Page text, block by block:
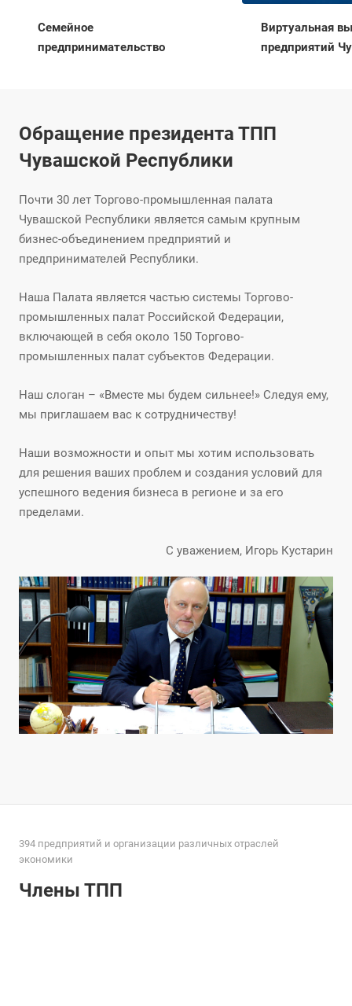
Семейное
предпринимательство
Виртуальная
предприятий
Обращение президента ТПП
Чувашской Республики
Почти 30 лет Торгово-промышленная палата
Чувашской Республики является самым крупным
бизнес-объединением предприятий и
предпринимателей Республики.
Наша Палата является частью системы Торгово-
промышленных палат Российской Федерации,
включающей в себя около 150 Торгово-
промышленных палат субъектов Федерации.
Наш слоган – «Вместе мы будем сильнее!» Следуя ему,
мы приглашаем вас к сотрудничеству!
Наши возможности и опыт мы хотим использовать
для решения ваших проблем и создания условий для
успешного ведения бизнеса в регионе и за его
пределами.
С уважением, Игорь Кустарин
394 предприятий и организации различных отраслей
экономики
Члены ТПП